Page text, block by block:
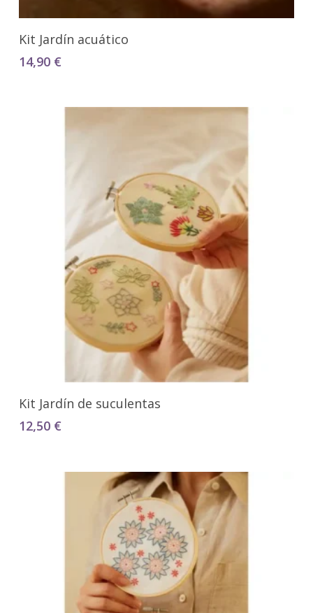
Kit Jardín acuático
14,90 €
Añadir Al Carrito
Kit Jardín de suculentas
12,50 €